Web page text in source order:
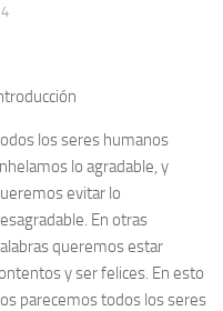
los seres humanos
lo agradable, y
evitar lo
En otras
queremos estar
y ser felices. En esto
parecemos todos los seres